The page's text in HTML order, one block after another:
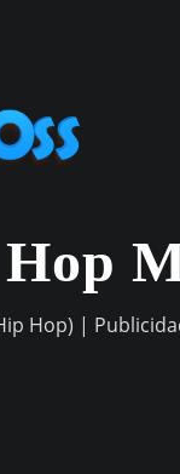
Hop) |